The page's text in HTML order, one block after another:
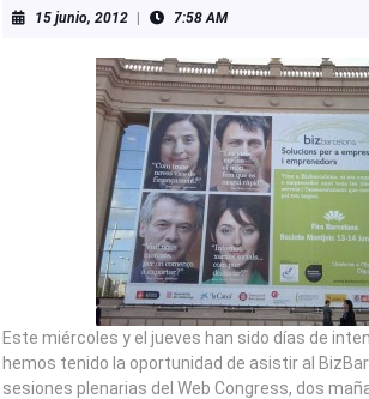
15 junio, 201215
2012
7:58 AM
Este miércoles y el jueves han sido días de
hemos tenido la oportunidad de asistir al
sesiones plenarias del Web Congress, dos